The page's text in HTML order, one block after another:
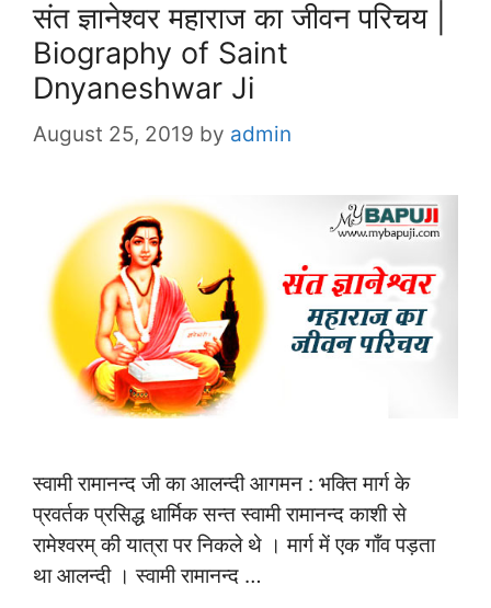
संत ज्ञानेश्वर महाराज का जीवन परिचय |
Biography of Saint
Dnyaneshwar Ji
August 25, 2019 by admin
स्वामी रामानन्द जी का आलन्दी आगमन : भक्ति मार्ग के
प्रवर्तक प्रसिद्ध धार्मिक सन्त स्वामी रामानन्द काशी से
रामेश्वरम् की यात्रा पर निकले थे । मार्ग में एक गाँव पड़ता
था आलन्दी । स्वामी रामानन्द …